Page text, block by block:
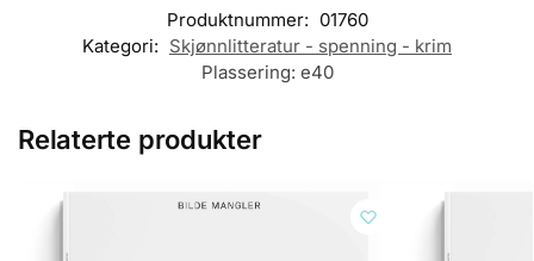
Produktnummer: 01760
Kategori: Skjønnlitteratur - spenning - krim
Plassering: e40
Relaterte produkter